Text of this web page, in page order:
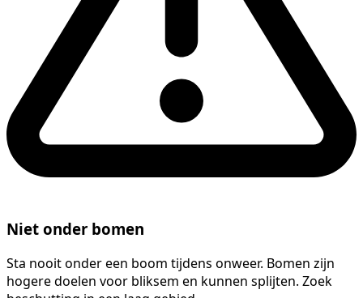
Niet onder bomen
Sta nooit onder een boom tijdens onweer. Bomen zijn
hogere doelen voor bliksem en kunnen splijten. Zoek